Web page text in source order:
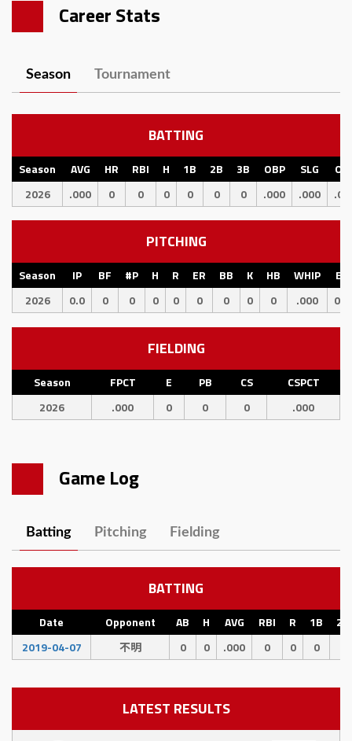
Career Stats
Season Tournament
BATTING
Season AVG HR RBI H 1B 2B 3B OBP SLG
2026
.000 0 0 0 0 0 0 .000 .000
PITCHING
Season IP BF #P H R ER BB K HB WHIP
2026
0.0 0 0 0 0 0 0 0 0 .000
FIELDING
Season FPCT E PB CS
CSPCT
2026
.000 0 0 0 .000
Game Log
Batting Pitching Fielding
BATTING
Date Opponent AB H AVG RBI R 1B
2B
2019-04-07
不明 0 0 .000 0 0 0
LATEST RESULTS